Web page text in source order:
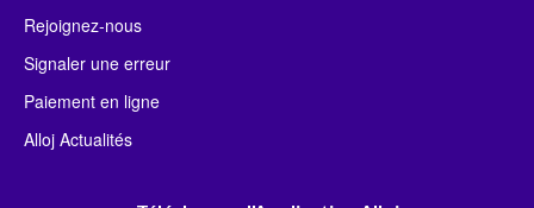
Rejoignez-nous
Signaler une erreur
Paiement en ligne
Alloj Actualités